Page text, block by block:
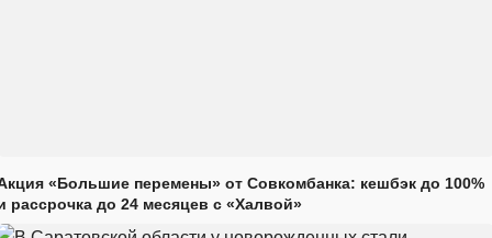
«Большие перемены» от Совкомбанка: кешбэк до 100%
рассрочка до 24 месяцев с «Халвой»